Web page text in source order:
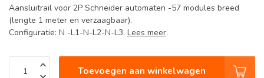
Aansluitrail voor 2P Schneider automaten -57 modules breed
(lengte 1 meter en verzaagbaar).
Configuratie: N -L1-N-L2-N-L3. Lees meer.
Toevoegen aan winkelwagen